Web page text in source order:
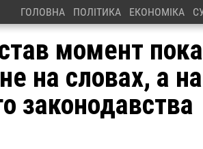
ГОЛОВНА ПОЛІТИКА ЕКОНОМІКА
момент
на словах, а
законодавства